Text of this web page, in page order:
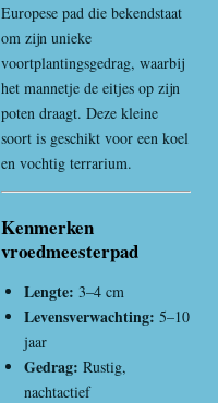
Europese pad die bekendstaat
om zijn unieke
voortplantingsgedrag, waarbij
het mannetje de eitjes op zijn
poten draagt. Deze kleine
soort is geschikt voor een koel
en vochtig terrarium.
Kenmerken
vroedmeesterpad
Lengte: 3–4 cm
Levensverwachting: 5–10
jaar
Gedrag: Rustig,
nachtactief